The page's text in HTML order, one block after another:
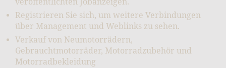
veröffentlichten Jobanzeigen.
Registrieren Sie sich, um weitere Verbindungen
über Management und Weblinks zu sehen.
Verkauf von Neumotorrädern,
Gebrauchtmotorräder, Motorradzubehör und
Motorradbekleidung